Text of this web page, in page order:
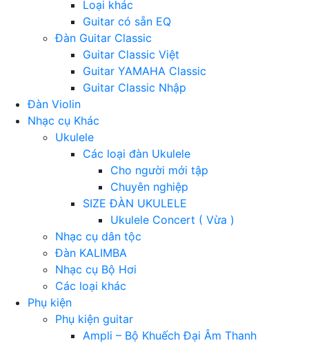
Loại khác
Guitar có sẵn EQ
Đàn Guitar Classic
Guitar Classic Việt
Guitar YAMAHA Classic
Guitar Classic Nhập
Đàn Violin
Nhạc cụ Khác
Ukulele
Các loại đàn Ukulele
Cho người mới tập
Chuyên nghiệp
SIZE ĐÀN UKULELE
Ukulele Concert ( Vừa )
Nhạc cụ dân tộc
Đàn KALIMBA
Nhạc cụ Bộ Hơi
Các loại khác
Phụ kiện
Phụ kiện guitar
Ampli – Bộ Khuếch Đại Âm Thanh